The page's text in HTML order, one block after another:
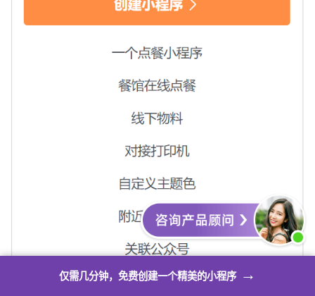
仅需几分钟，免费创建一个精美的小程序→